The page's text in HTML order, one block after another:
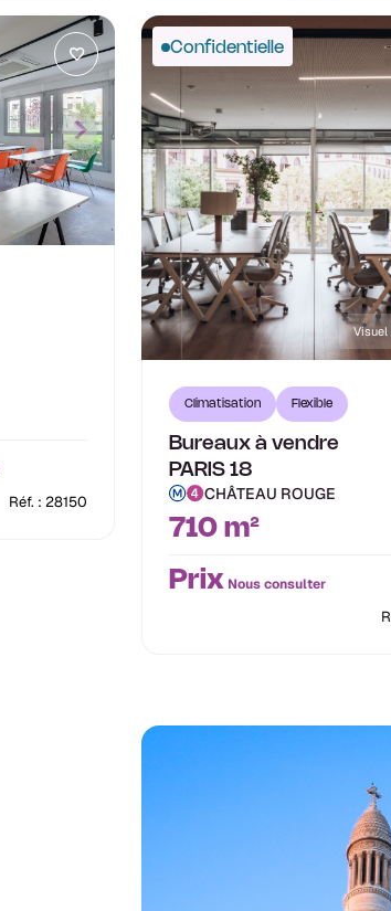
Réf. : 28150
Confidentielle
Climatisation Flexible
Bureaux à vendre
PARIS 18
CHÂTEAU ROUGE
710 m²
Prix Nous consulter